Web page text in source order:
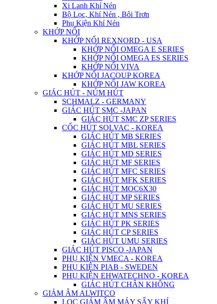
Xi Lanh Khí Nén
Bộ Lọc, Khí Nén , Bôi Trơn
Phụ Kiện Khí Nén
KHỚP NỐI
KHỚP NỐI REXNORD - USA
KHỚP NỐI OMEGA E SERIES
KHỚP NỐI OMEGA ES SERIES
KHỚP NỐI VIVA
KHỚP NỐI JACOUP KOREA
KHỚP NỐI JAW KOREA
GIÁC HÚT - NÚM HÚT
SCHMALZ - GERMANY
GIÁC HÚT SMC -JAPAN
GIÁC HÚT SMC ZP SERIES
CỐC HÚT SOLVAC - KOREA
GIÁC HÚT MB SERIES
GIÁC HÚT MBL SERIES
GIÁC HÚT MD SERIES
GIÁC HÚT MF SERIES
GIÁC HÚT MFC SERIES
GIÁC HÚT MFK SERIES
GIÁC HÚT MOC6X30
GIÁC HÚT MP SERIES
GIÁC HÚT MU SERIES
GIÁC HÚT MNS SERIES
GIÁC HÚT PK SERIES
GIÁC HÚT CP SERIES
GIÁC HÚT UMU SERIES
GIÁC HÚT PISCO -JAPAN
PHỤ KIỆN VMECA - KOREA
PHỤ KIỆN PIAB - SWEDEN
PHỤ KIỆN EHWATECHNO - KOREA
GIÁC HÚT CHÂN KHÔNG
GIẢM ÂM ALWITCO
LỌC GIẢM ÂM MÁY SẤY KHÍ